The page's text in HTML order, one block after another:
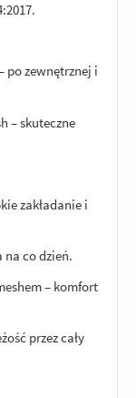
po zewnętrznej i
– skuteczne
zakładanie i
co dzień.
– komfort
przez cały